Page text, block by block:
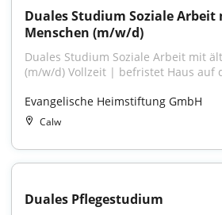
Duales Studium Soziale
Menschen (m/w/d)
Duales Studium Soziale Arbeit mit
(m/w/d) Vollzeit | befristet Haus auf
Evangelische Heimstiftung GmbH
Calw
Duales Pflegestudium